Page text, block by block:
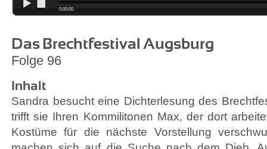
0:00:00
Das Brechtfestival Augsburg
Folge 96
Inhalt
Sandra besucht eine Dichterlesung des
trifft sie Ihren Kommilitonen Max, der dort
Kostüme für die nächste Vorstellung